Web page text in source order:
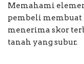
Memahami
pembeli membuat
menerima skor
tanah yang subur.